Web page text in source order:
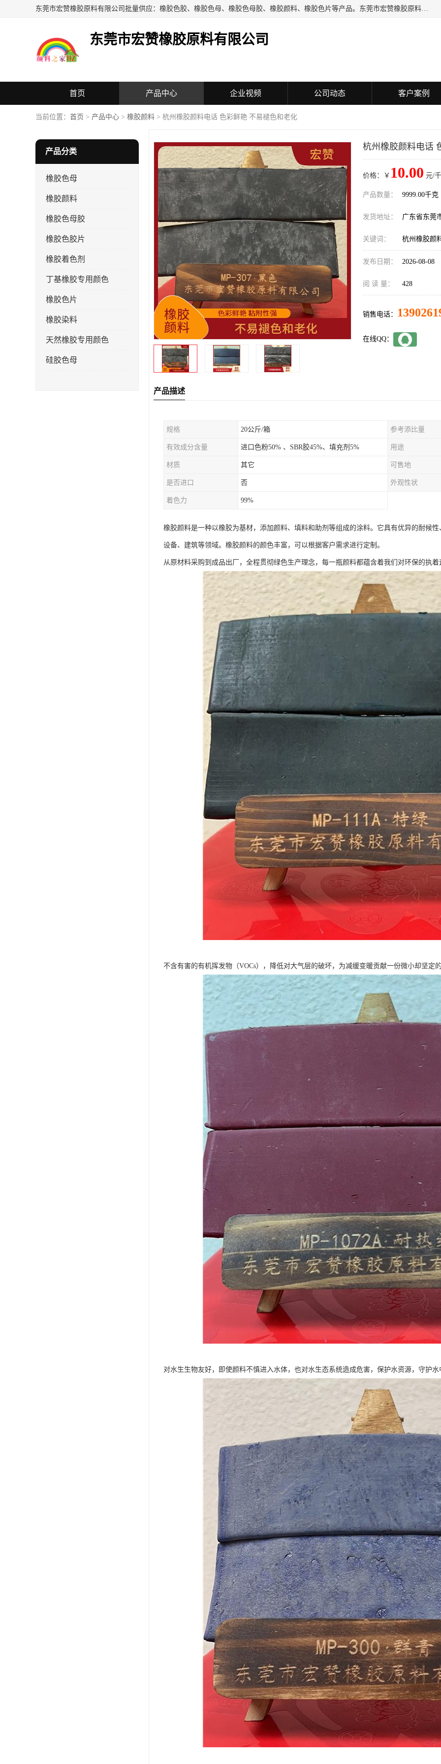
东莞市宏赞橡胶原料有限公司批量供应：橡胶色胶、橡胶色母、橡胶色母胶、橡胶颜料、橡胶色片等产品。东莞市宏赞橡胶原料有限公司经营已经十五年的历史，目前的客户群广达东南亚各国，也是目前橡胶制造密集度高的中国大陆橡胶制品工厂使用多，市场占有率高的色胶专业生产工厂。
东莞市宏赞橡胶原料有限公司
首页 产品中心 企业视频 公司动态 客户案例
当前位置： 首页 > 产品中心 > 橡胶颜料 > 杭州橡胶颜料电话 色彩鲜艳 不易褪色和老化
产品分类
橡胶色母
橡胶颜料
橡胶色母胶
橡胶色胶片
橡胶着色剂
丁基橡胶专用颜色
橡胶色片
橡胶染料
天然橡胶专用颜色
硅胶色母
杭州橡胶颜料电话
价格：￥ 10.00 元/
产品数量： 9999.00千克
发货地址： 广东省东莞
关键词： 杭州橡胶颜
发布日期： 2026-08-08
阅 读 量： 428
销售电话：
在线QQ：
产品描述
规格 20公斤/箱 参考添比量
有效成分含量 进口色粉50% 、SBR胶45%、填充剂5% 用途
材质 其它 可售地
是否进口 否 外观性状
着色力 99%
橡胶颜料是一种以橡胶为基材，添加颜料、填料和助剂等组成的涂料。它具有优异的耐候
设备、建筑等领域。橡胶颜料的颜色丰富，可以根据客户需求进行定制。
从原材料采购到成品出厂，全程贯彻绿色生产理念，每一瓶颜料都蕴含着我们对环保的执着
不含有害的有机挥发物（VOCs），降低对大气层的破坏，为减缓变暖贡献一份微小却坚定
对水生生物友好，即使颜料不慎进入水体，也对水生态系统造成危害，保护水资源，守护水